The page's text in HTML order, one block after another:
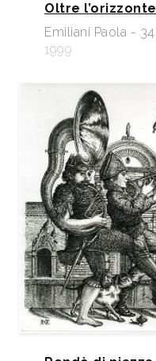
Oltre l’orizzonte
Emiliani Paola - 34
1999